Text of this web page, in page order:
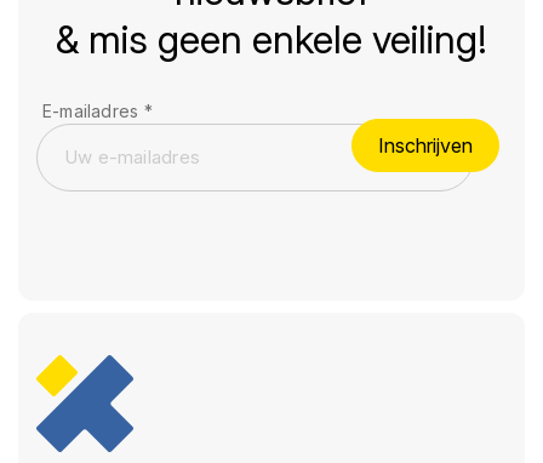
& mis geen enkele veiling!
E-mailadres *
Inschrijven